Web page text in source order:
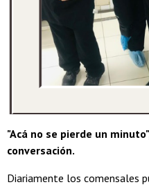
"Acá no se pierde un
conversación.
Diariamente los comensales